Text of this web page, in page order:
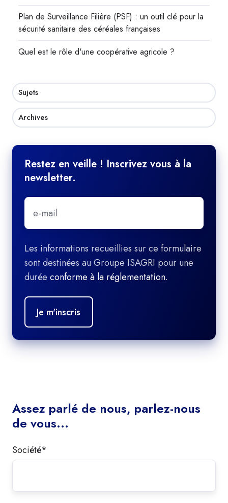
Plan de Surveillance Filière (PSF) : un outil clé pour la
sécurité sanitaire des céréales françaises
Quel est le rôle d'une coopérative agricole ?
Sujets
Archives
Restez en veille ! Inscrivez vous à la
newsletter.
E-
mail*
Les informations recueillies sur ce formulaire
sont destinées au Groupe ISAGRI pour une
durée conforme à la réglementation.
Assez parlé de nous, parlez-nous
de vous...
Société*